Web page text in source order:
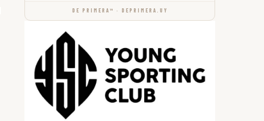
DE PRIMERA™ · DEPRIMERA.UY